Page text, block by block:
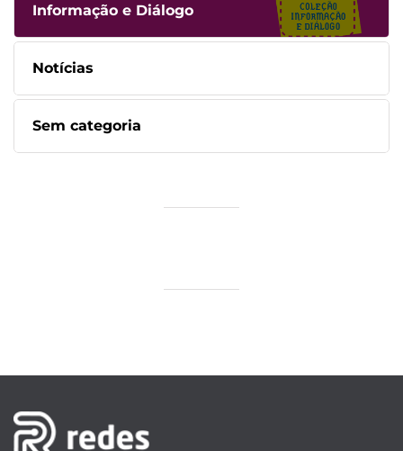
Informação e Diálogo
Notícias
Sem categoria